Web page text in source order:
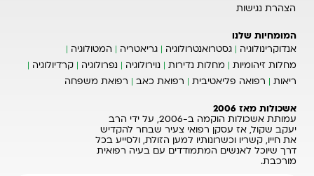
הצהרת נגישות
המומחיות שלנו
אנדוקרינולוגיה
גסטרואנטרולוגיה גריאטריה
המטולוגיה
מחלות זיהומיות
מחלות נדירות נוירולוגיה נפרולוגיה
קרדיולוגיה
ריאות
רפואה פליאטיבית רפואת כאב רפואת משפחה
אשכולות מאז 2006
עמותת אשכולות הוקמה ב-2006, על ידי הרב
יעקב שקול, אז עסקן רפואי צעיר שבחר להקדיש
את חייו, קשריו וכשרונותיו למען הזולת, ולסייע בכל
דרך שיוכל לאנשים המתמודדים עם בעיה רפואית
מורכבת.